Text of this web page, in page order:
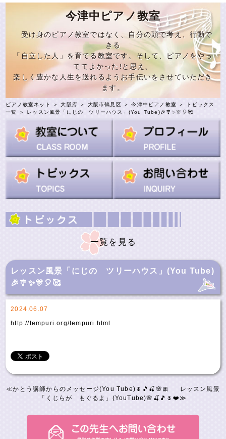
今津中ピアノ教室
受け身のピアノ教室ではなく、自分の頭で考え、行動で
きる
「自立した人」を育てる教室です。そして、ピアノをやっ
ててよかった!と思え、
楽しく豊かな人生を送れるようお手伝いをさせていただき
ます。
ピアノ教室ネット ＞大阪府 ＞ 大阪市鶴見区 ＞今津中ピアノ教室 ＞
トピックス
一覧
＞ レッスン風景「にじの ツリーハウス」(You Tube)🎉🎐✨🎊🎈🥰
一覧を見る
レッスン風景「にじの ツリーハウス」(You Tube)
🎉🎐✨🎊🎈🥰
2024.06.07
http://tempuri.org/tempuri.html
≪かとう講師からのメッセージ(You Tube)🌷🎵🍒🌸🎀
レッスン風景
「くじらが もぐるよ」(YouTube)🌸🍒🎵🌷❤️≫